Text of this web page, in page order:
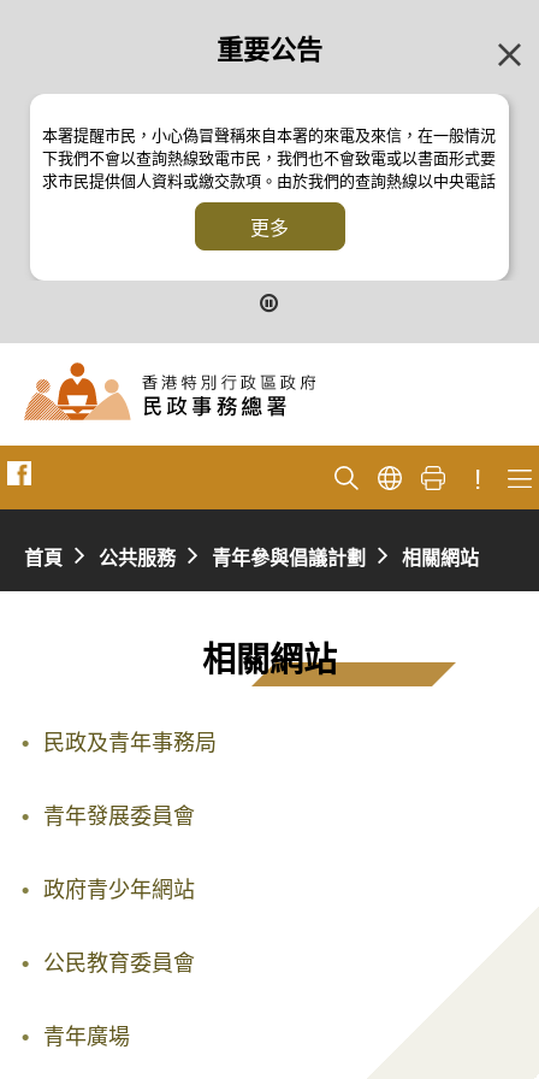
重要公告
本署提醒市民，小心偽冒聲稱來自本署的來電及來信，在一般情況
下我們不會以查詢熱線致電市民，我們也不會致電或以書面形式要
求市民提供個人資料或繳交款項。由於我們的查詢熱線以中央電話
系統操作，本署的來電不會顯示電話號碼 2835 2500 。如有疑
問，應與本署職員核實或向警方反詐騙協調中心
詢熱線 18222 查詢。詳情請瀏覽以下新聞公報：
二零一九年七月二十六日的新聞公報
二零一七年四月二十八日的新聞公報
二零一七年四月五日的新聞公報
更多
!
首頁 公共服務 青年參與倡議計劃 相關網站
相關網站
民政及青年事務局
青年發展委員會
政府青少年網站
公民教育委員會
青年廣場